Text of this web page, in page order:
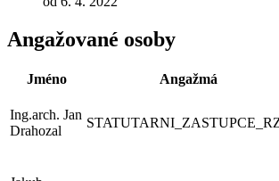
Angažované osoby
Jméno Angažmá
Ing.arch. Jan
Drahozal